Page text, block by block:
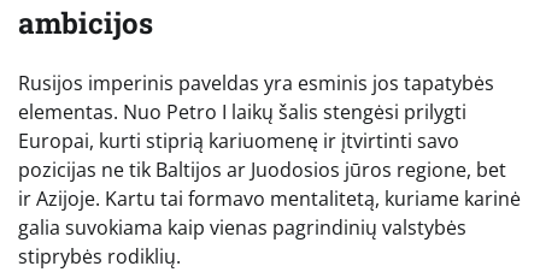
ambicijos
Rusijos imperinis paveldas yra esminis jos tapatybės
elementas. Nuo Petro I laikų šalis stengėsi prilygti
Europai, kurti stiprią kariuomenę ir įtvirtinti savo
pozicijas ne tik Baltijos ar Juodosios jūros regione, bet
ir Azijoje. Kartu tai formavo mentalitetą, kuriame karinė
galia suvokiama kaip vienas pagrindinių valstybės
stiprybės rodiklių.